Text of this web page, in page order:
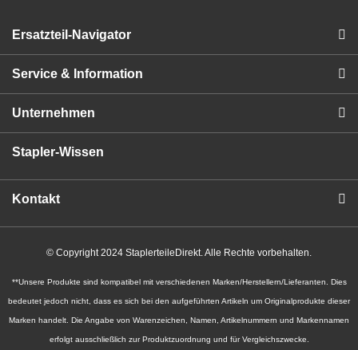
Ersatzteil-Navigator
Service & Information
Unternehmen
Stapler-Wissen
Kontakt
© Copyright 2024 StaplerteileDirekt. Alle Rechte vorbehalten.
**Unsere Produkte sind kompatibel mit verschiedenen Marken/Herstellern/Lieferanten. Dies
bedeutet jedoch nicht, dass es sich bei den aufgeführten Artikeln um Originalprodukte dieser
Marken handelt. Die Angabe von Warenzeichen, Namen, Artikelnummern und Markennamen
erfolgt ausschließlich zur Produktzuordnung und für Vergleichszwecke.